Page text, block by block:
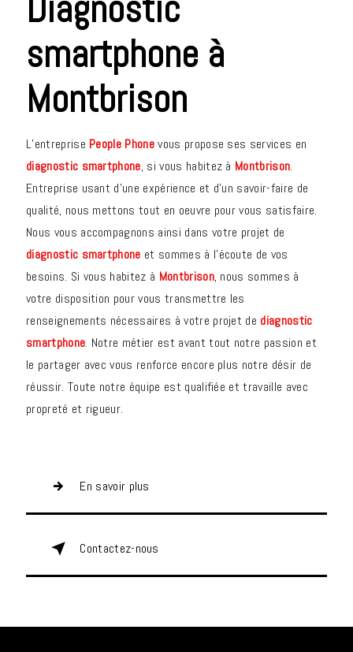
smartphone à
Montbrison
L’entreprise People Phonevous propose ses services en
diagnostic smartphone, si vous habitez à Montbrison.
Entreprise usant d’une expérience et d’un savoir-faire de
qualité, nous mettons tout en oeuvre pour vous satisfaire.
Nous vous accompagnons ainsi dans votre projet de
diagnostic smartphone et sommes à l’écoute de vos
besoins. Si vous habitez à Montbrison, nous sommes à
votre disposition pour vous transmettre les
renseignements nécessaires à votre projet de diagnostic
smartphone. Notre métier est avant tout notre passion et
le partager avec vous renforce encore plus notre désir de
réussir. Toute notre équipe est qualifiée et travaille avec
propreté et rigueur.
En savoir plus
Contactez-nous